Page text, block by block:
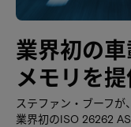
業界初の
メモリを
ステファン・ブーフ
業界初のISO 26262